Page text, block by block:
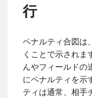
行
ペナルティ合図は
くことで示されま
んやフィールドの
にペナルティを示
ティは通常、相手